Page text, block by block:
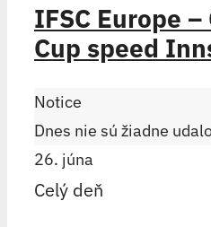
IFSC Europe
Cup speed
Notice
Dnes nie sú žiadne
26. júna
Celý deň